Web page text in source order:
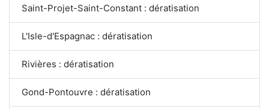
Saint-Projet-Saint-Constant : dératisation
L'Isle-d'Espagnac : dératisation
Rivières : dératisation
Gond-Pontouvre : dératisation